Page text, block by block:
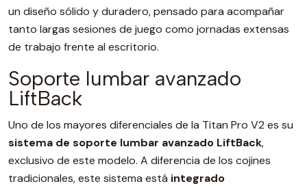
un diseño sólido y duradero, pensado para acompañar
tanto largas sesiones de juego como jornadas extensas
de trabajo frente al escritorio.
Soporte lumbar avanzado
LiftBack
Uno de los mayores diferenciales de la Titan Pro V2 es su
sistema de soporte lumbar avanzado LiftBack,
exclusivo de este modelo. A diferencia de los cojines
tradicionales, este sistema está integrado